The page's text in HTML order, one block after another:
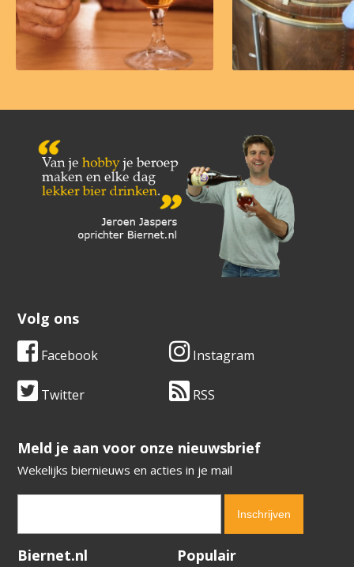
Volg ons
Facebook Instagram
Twitter RSS
​​​​​​​Meld je aan voor onze nieuwsbrief
Wekelijks biernieuws en acties in je mail
Verification code:
Biernet.nl Populair